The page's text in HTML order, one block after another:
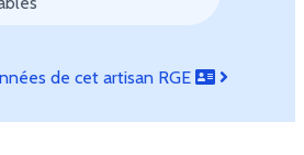
de cet artisan RGE